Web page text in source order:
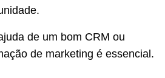
de um bom CRM ou
de marketing é essencial.